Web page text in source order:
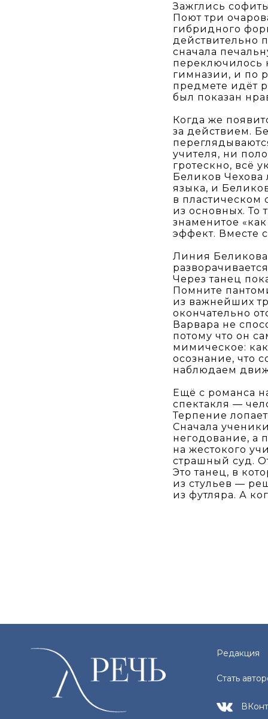
Зажглись
Поют три
гибридного
действительно
сначала
переключилось
гимназии, и по
предмете идёт
был показан
Когда же
за действием.
учителя, ни
гротескно, всё
Беликов Чехова
языка, и
в пластическом
из основных. То
знаменитое
эффект. Вместе
Линия
Через танец
Помните
из важнейших
окончательно
Варвара не
потому что он
мимическое: как
осознание, что
наблюдаем
Ещё с романса
спектакля —
Терпение
Сначала
негодование, а
на жестокого
страшный суд.
Это танец, в
из стульев —
из футляра. А
Редакция
Стать